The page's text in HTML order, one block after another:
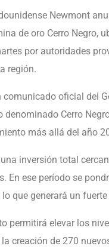
Newmont
de oro Cerro Negro,
por autoridades
región.
comunicado oficial del
denominado Cerro
más allá del año
inversión total
En ese período se
que generará un
permitirá elevar los
creación de 270